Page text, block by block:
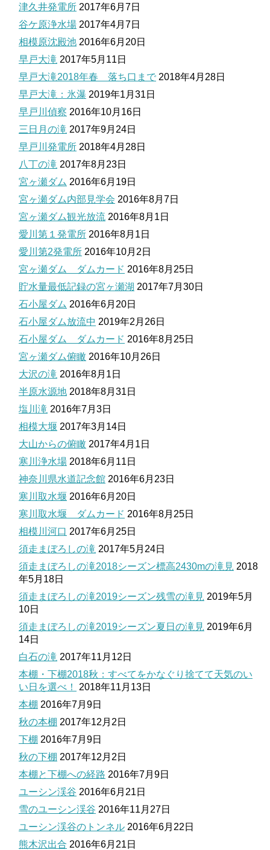
津久井発電所 2017年6月7日
谷ケ原浄水場 2017年4月7日
相模原沈殿池 2016年6月20日
早戸大滝 2017年5月11日
早戸大滝2018年春 落ち口まで 2018年4月28日
早戸大滝：氷瀑 2019年1月31日
早戸川偵察 2016年10月16日
三日月の滝 2017年9月24日
早戸川発電所 2018年4月28日
八丁の滝 2017年8月23日
宮ヶ瀬ダム 2016年6月19日
宮ヶ瀬ダム内部見学会 2016年8月7日
宮ヶ瀬ダム観光放流 2016年8月1日
愛川第１発電所 2016年8月1日
愛川第2発電所 2016年10月2日
宮ヶ瀬ダム ダムカード 2016年8月25日
貯水量最低記録の宮ヶ瀬湖 2017年7月30日
石小屋ダム 2016年6月20日
石小屋ダム放流中 2019年2月26日
石小屋ダム ダムカード 2016年8月25日
宮ヶ瀬ダム俯瞰 2016年10月26日
大沢の滝 2016年8月1日
半原水源地 2018年8月31日
塩川滝 2016年7月3日
相模大堰 2017年3月14日
大山からの俯瞰 2017年4月1日
寒川浄水場 2018年6月11日
神奈川県水道記念館 2016年6月23日
寒川取水堰 2016年6月20日
寒川取水堰 ダムカード 2016年8月25日
相模川河口 2017年6月25日
須走まぼろしの滝 2017年5月24日
須走まぼろしの滝2018シーズン標高2430mの滝見 2018
年5月18日
須走まぼろしの滝2019シーズン残雪の滝見 2019年5月
10日
須走まぼろしの滝2019シーズン夏日の滝見 2019年6月
14日
白石の滝 2017年11月12日
本棚・下棚2018秋：すべてをかなぐり捨てて天気のい
い日を選べ！
2018年11月13日
本棚 2016年7月9日
秋の本棚 2017年12月2日
下棚 2016年7月9日
秋の下棚 2017年12月2日
本棚と下棚への経路 2016年7月9日
ユーシン渓谷 2016年6月21日
雪のユーシン渓谷 2016年11月27日
ユーシン渓谷のトンネル 2016年6月22日
熊木沢出合 2016年6月21日